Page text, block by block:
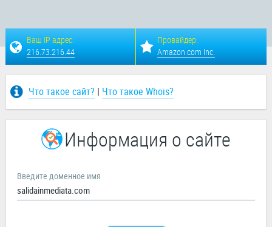
Ваш IP адрес:
216.73.216.44
Провайдер:
Amazon.com Inc.
Что такое сайт? | Что такое Whois?
Информация о сайте
Введите доменное имя